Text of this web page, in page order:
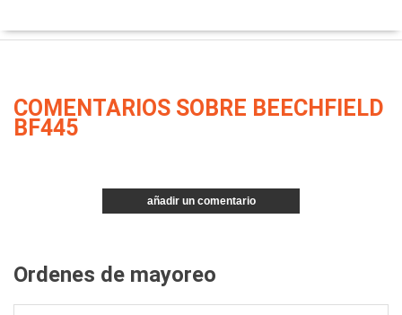
COMENTARIOS SOBRE BEECHFIELD
BF445
añadir un comentario
Ordenes de mayoreo